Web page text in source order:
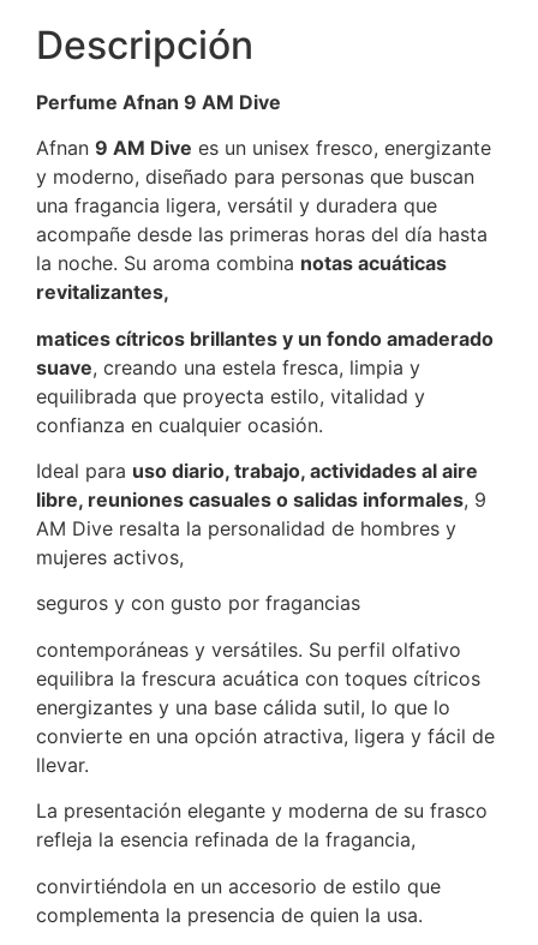
Descripción
Perfume Afnan 9 AM Dive
Afnan 9 AM Dive es un unisex fresco, energizante
y moderno, diseñado para personas que buscan
una fragancia ligera, versátil y duradera que
acompañe desde las primeras horas del día hasta
la noche. Su aroma combina notas acuáticas
revitalizantes,
matices cítricos brillantes y un fondo amaderado
suave, creando una estela fresca, limpia y
equilibrada que proyecta estilo, vitalidad y
confianza en cualquier ocasión.
Ideal para uso diario, trabajo, actividades al aire
libre, reuniones casuales o salidas informales, 9
AM Dive resalta la personalidad de hombres y
mujeres activos,
seguros y con gusto por fragancias
contemporáneas y versátiles. Su perfil olfativo
equilibra la frescura acuática con toques cítricos
energizantes y una base cálida sutil, lo que lo
convierte en una opción atractiva, ligera y fácil de
llevar.
La presentación elegante y moderna de su frasco
refleja la esencia refinada de la fragancia,
convirtiéndola en un accesorio de estilo que
complementa la presencia de quien la usa.